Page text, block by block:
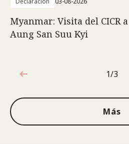
Myanmar: Visita del CICR a
Aung San Suu Kyi
1de3
1/3
Más